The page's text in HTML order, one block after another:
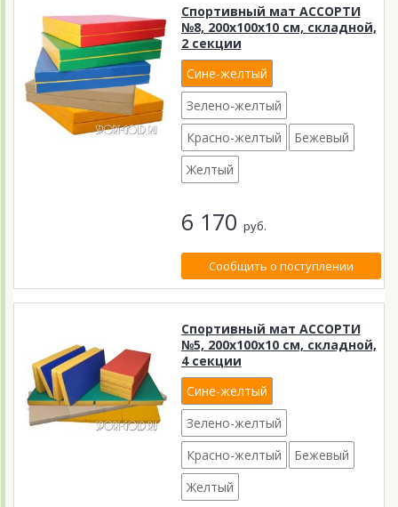
Спортивный мат АССОРТИ
№8, 200х100х10 см, складной,
2 секции
Сине-желтый
Зелено-желтый
Красно-желтый
Бежевый
Желтый
6 170 руб.
Сообщить о поступлении
Спортивный мат АССОРТИ
№5, 200х100х10 см, складной,
4 секции
Сине-желтый
Зелено-желтый
Красно-желтый
Бежевый
Желтый